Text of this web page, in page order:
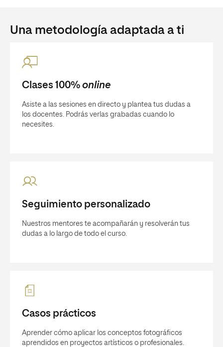
Una metodología adaptada a ti
Clases 100% online
Asiste a las sesiones en directo y plantea tus dudas a
los docentes. Podrás verlas grabadas cuando lo
necesites.
Seguimiento personalizado
Nuestros mentores te acompañarán y resolverán tus
dudas a lo largo de todo el curso.
Casos prácticos
Aprender cómo aplicar los conceptos fotográficos
aprendidos en proyectos artísticos o profesionales.